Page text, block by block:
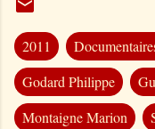
2011
Godard Philippe
Montaigne Marion